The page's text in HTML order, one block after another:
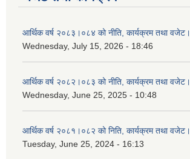
आर्थिक वर्ष २०८३।०८४ को नीति, कार्यक्रम तथा वजेट।
Wednesday, July 15, 2026 - 18:46
आर्थिक वर्ष २०८२।०८३ को नीति, कार्यक्रम तथा वजेट।
Wednesday, June 25, 2025 - 10:48
आर्थिक वर्ष २०८१।०८२ को निति, कार्यक्रम तथा वजेट।
Tuesday, June 25, 2024 - 16:13